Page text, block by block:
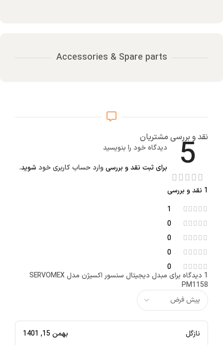
Accessories & Spare parts
نقد و بررسی مشتریان
5
1 نقد و بررسی
1
0
0
0
0
1 دیدگاه برای
مبدل دیجیتال سنسور اکسیژن مدل SERVOMEX
PM1158
نازگل بهمن 15, 1401
دیدگاه خود را بنویسید
برای ثبت نقد و بررسیوارد حساب کاربری خود شوید.